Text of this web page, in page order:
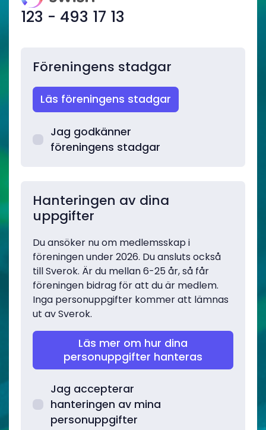
123 - 493 17 13
Föreningens stadgar
Läs föreningens stadgar
Jag godkänner
föreningens stadgar
Hanteringen av dina
uppgifter
Du ansöker nu om medlemsskap i
föreningen under 2026. Du ansluts också
till Sverok. Är du mellan 6-25 år, så får
föreningen bidrag för att du är medlem.
Inga personuppgifter kommer att lämnas
ut av Sverok.
Läs mer om hur dina
personuppgifter hanteras
Jag accepterar
hanteringen av mina
personuppgifter